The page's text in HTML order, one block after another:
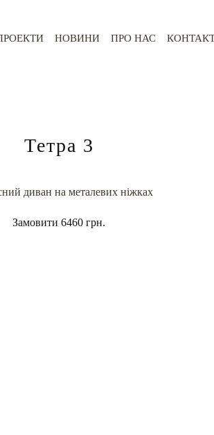
НОВИНИ ПРО НАС
Тетра 3
диван на металевих ніжках
Замовити 6460 грн.